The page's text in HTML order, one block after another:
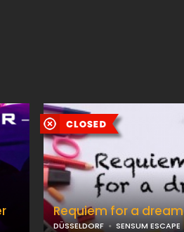
Requiem for a dream
DÜSSELDORF SENSUM ESCAPE